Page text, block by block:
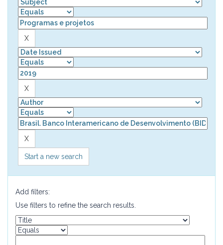
Start a new search
Add filters:
Use filters to refine the search results.